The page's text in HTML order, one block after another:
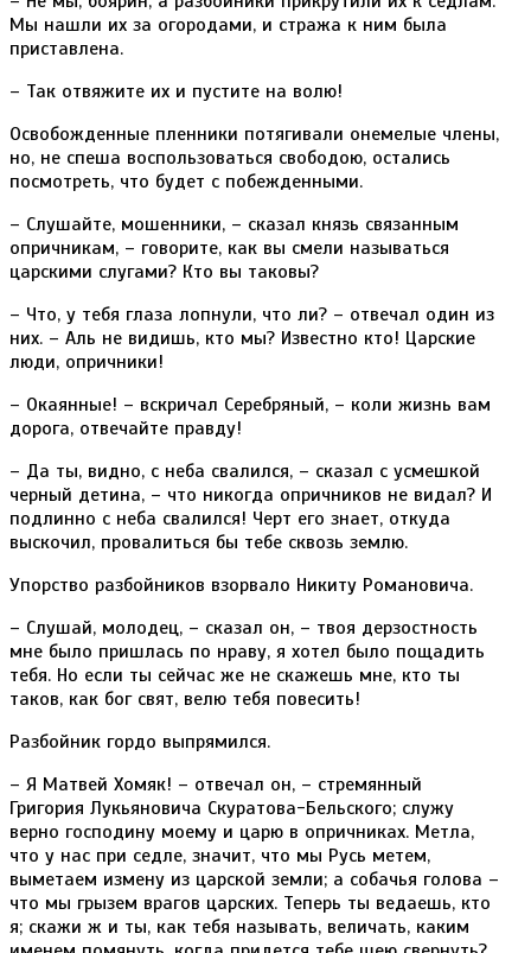
Мы нашли их за огородами, и стража к ним была
приставлена.
– Так отвяжите их и пустите на волю!
Освобожденные пленники потягивали онемелые члены,
но, не спеша воспользоваться свободою, остались
посмотреть, что будет с побежденными.
– Слушайте, мошенники, – сказал князь связанным
опричникам, – говорите, как вы смели называться
царскими слугами? Кто вы таковы?
– Что, у тебя глаза лопнули, что ли? – отвечал один из
них. – Аль не видишь, кто мы? Известно кто! Царские
люди, опричники!
– Окаянные! – вскричал Серебряный, – коли жизнь вам
дорога, отвечайте правду!
– Да ты, видно, с неба свалился, – сказал с усмешкой
черный детина, – что никогда опричников не видал? И
подлинно с неба свалился! Черт его знает, откуда
выскочил, провалиться бы тебе сквозь землю.
Упорство разбойников взорвало Никиту Романовича.
– Слушай, молодец, – сказал он, – твоя дерзостность
мне было пришлась по нраву, я хотел было пощадить
тебя. Но если ты сейчас же не скажешь мне, кто ты
таков, как бог свят, велю тебя повесить!
Разбойник гордо выпрямился.
– Я Матвей Хомяк! – отвечал он, – стремянный
Григория Лукьяновича Скуратова-Бельского; служу
верно господину моему и царю в опричниках. Метла,
что у нас при седле, значит, что мы Русь метем,
выметаем измену из царской земли; а собачья голова –
что мы грызем врагов царских. Теперь ты ведаешь, кто
я; скажи ж и ты, как тебя называть, величать, каким